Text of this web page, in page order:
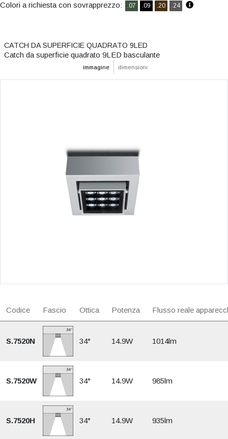
Colori a richiesta con sovrapprezzo:
.07 .09 .20 .24
immagine dimensioni
CATCH DA SUPERFICIE QUADRATO 9LED
Catch da superficie quadrato 9LED basculante
Codice Fascio Ottica Potenza Flusso reale
S.7520N 34° 14.9W 1014lm
S.7520W 34° 14.9W 985lm
S.7520H 34° 14.9W 935lm